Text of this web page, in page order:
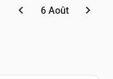
chevron_left 6 Août chevron_right